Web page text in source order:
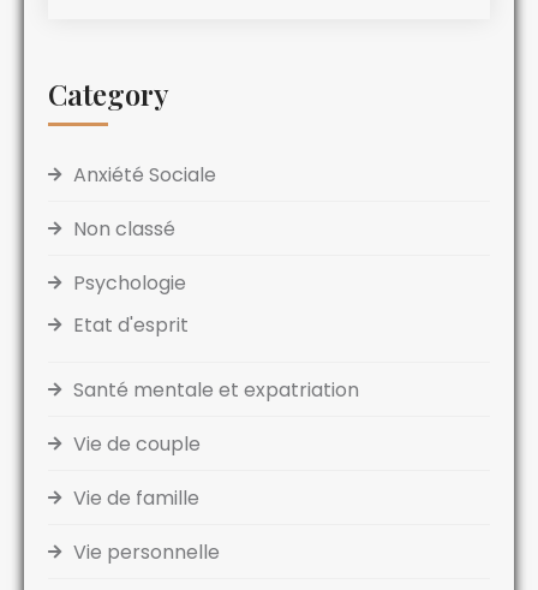
Category
Anxiété Sociale
Non classé
Psychologie
Etat d'esprit
Santé mentale et expatriation
Vie de couple
Vie de famille
Vie personnelle